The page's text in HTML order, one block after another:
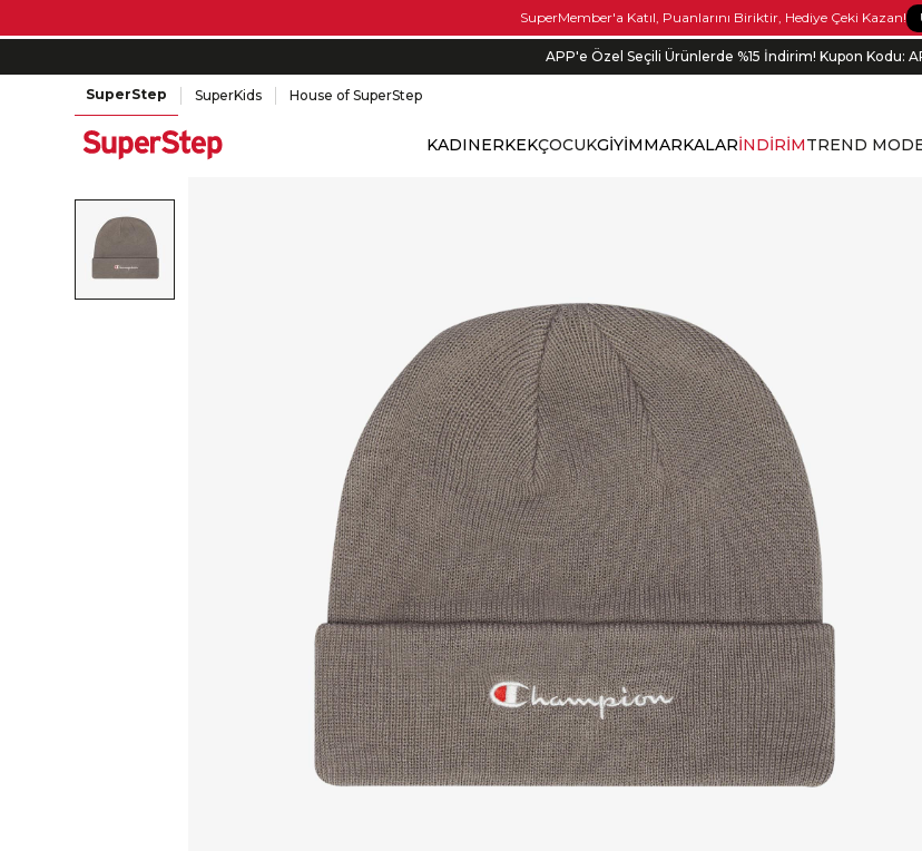
SuperMember'a Katıl, Puanlarını Biriktir, Hediye Çeki Kazan!
APP'e Özel Seçili Ürünlerde %15 İndirim! Kupon Kodu:
SuperStep SuperKids House of SuperStep
KADINERKEKÇOCUKGİYİMMARKALARİNDİRİMTREND